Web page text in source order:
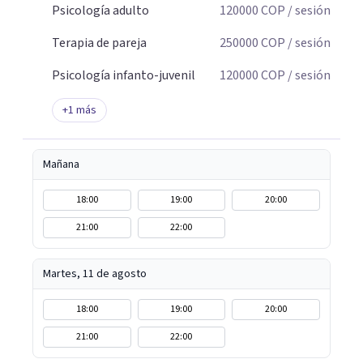
Psicología adulto
120000COP / sesión
Terapia de pareja
250000COP / sesión
Psicología infanto-juvenil
120000COP / sesión
+1 más
Mañana
18:00 19:00
20:00
21:00
22:00
Martes, 11 de agosto
18:00 19:00
20:00
21:00
22:00